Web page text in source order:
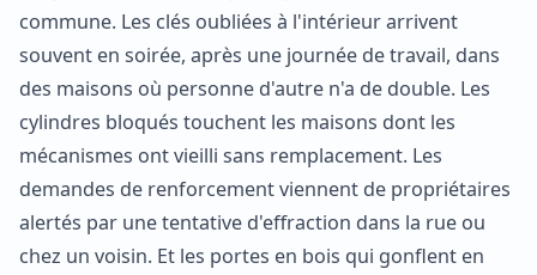
commune. Les clés oubliées à l'intérieur arrivent
souvent en soirée, après une journée de travail, dans
des maisons où personne d'autre n'a de double. Les
cylindres bloqués touchent les maisons dont les
mécanismes ont vieilli sans remplacement. Les
demandes de renforcement viennent de propriétaires
alertés par une tentative d'effraction dans la rue ou
chez un voisin. Et les portes en bois qui gonflent en